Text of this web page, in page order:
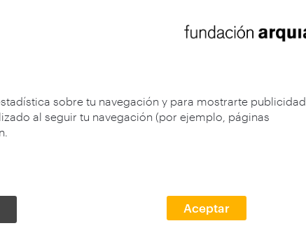
sobre tu navegación y para mostrarte publicidad
al seguir tu navegación (por ejemplo, páginas
Aceptar
de Becas Arquia 2021]
-- Cataluña
Audiovisuales